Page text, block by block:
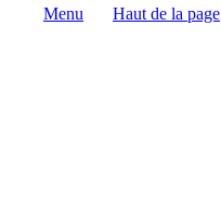
Menu Haut de la page